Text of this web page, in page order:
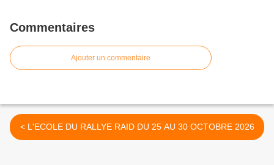
Commentaires
Ajouter un commentaire
< L'ECOLE DU RALLYE RAID DU 25 AU 30 OCTOBRE 2026